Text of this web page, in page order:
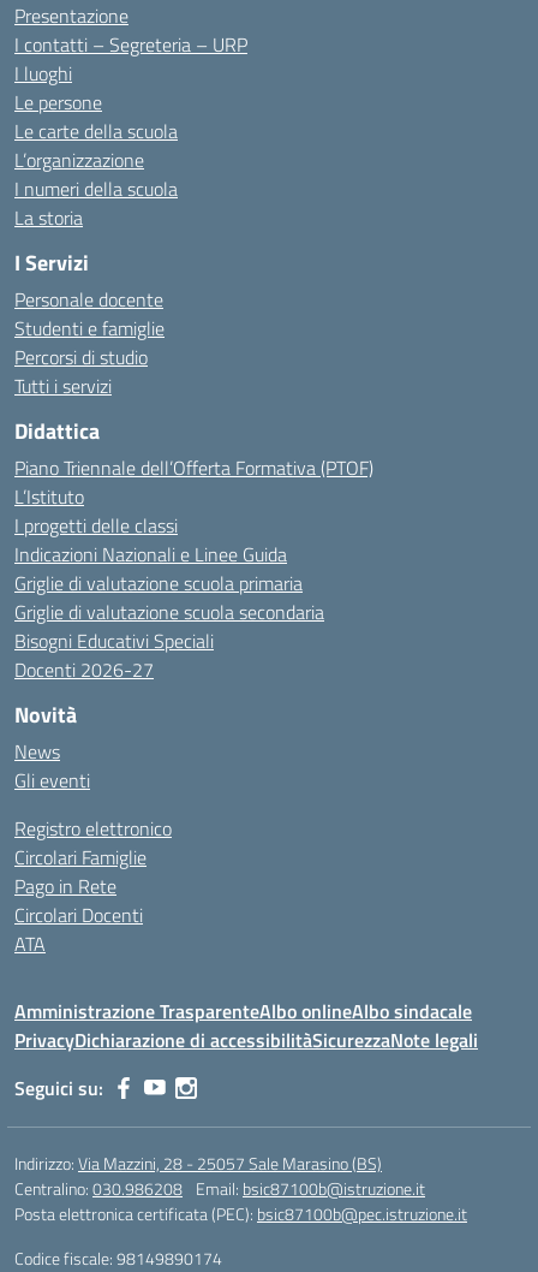
Presentazione
I contatti – Segreteria – URP
I luoghi
Le persone
Le carte della scuola
L’organizzazione
I numeri della scuola
La storia
I Servizi
Personale docente
Studenti e famiglie
Percorsi di studio
Tutti i servizi
Didattica
Piano Triennale dell’Offerta Formativa (PTOF)
L’Istituto
I progetti delle classi
Indicazioni Nazionali e Linee Guida
Griglie di valutazione scuola primaria
Griglie di valutazione scuola secondaria
Bisogni Educativi Speciali
Docenti 2026-27
Novità
News
Gli eventi
Registro elettronico
Circolari Famiglie
Pago in Rete
Circolari Docenti
ATA
Amministrazione TrasparenteAlbo onlineAlbo sindacale
PrivacyDichiarazione di accessibilitàSicurezzaNote legali
Seguici su:
Indirizzo:Via Mazzini, 28 - 25057 Sale Marasino (BS)
Centralino:030.986208 Email: bsic87100b@istruzione.it
Posta elettronica certificata (PEC): bsic87100b@pec.istruzione.it
Codice fiscale: 98149890174